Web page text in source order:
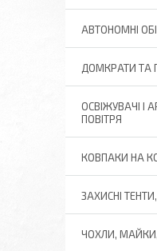
АВТОНОМНІ
ДОМКРАТИ ТА
ОСВІЖУВАЧІ І
ПОВІТРЯ
КОВПАКИ НА
ЗАХИСНІ
ЧОХЛИ,